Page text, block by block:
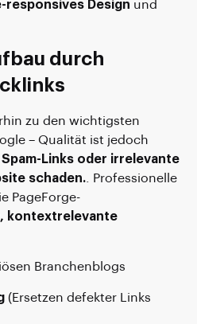
responsives Design und
durch
zu den wichtigsten
– Qualität ist jedoch
Spam-Links oder irrelevante
schaden. . Professionelle
PageForge-
kontextrelevante
Branchenblogs
(Ersetzen defekter Links